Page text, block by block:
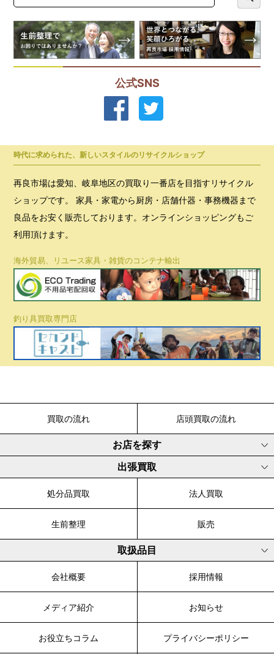
公式SNS
時代に求められた、新しいスタイルのリサイクルショップ
再良市場は愛知、岐阜地区の買取り一番店を目指すリサイクル
ショップです。 家具・家電から厨房・店舗什器・事務機器まで
良品をお安く販売しております。オンラインショッピングもご
利用頂けます。
海外貿易、リユース家具・雑貨のコンテナ輸出
釣り具買取専門店
買取の流れ 店頭買取の流れ
お店を探す
出張買取
処分品買取 法人買取
生前整理 販売
取扱品目
会社概要 採用情報
メディア紹介 お知らせ
お役立ちコラム プライバシーポリシー